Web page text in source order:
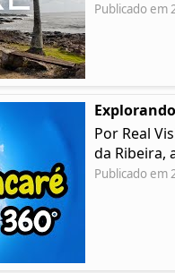
Publicado em
Por Real
da Ribeira,
Publicado em